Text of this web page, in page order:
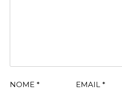
NOME * EMAIL *